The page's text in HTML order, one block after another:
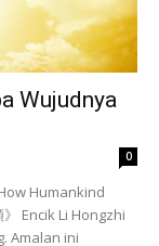
Wujudnya
0
Humankind
Encik Li Hongzhi
Amalan ini